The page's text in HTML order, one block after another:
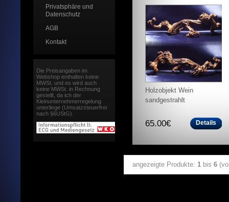
Holzobjekt Wein
sandgestrahlt
65.00€ Details
angezeigte Produkte: 1 bis 6
Privatsphäre und
Datenschutz
AGB
Kontakt
Die Preisangaben im
Webshop enthalten keine
MWSt. und es wird auch
keine MWSt. in Rechnung
gestellt, da ich der
Kleinunternehmerregelung
unterliege (Umsatzsteuerfrei
nach §6UStG).